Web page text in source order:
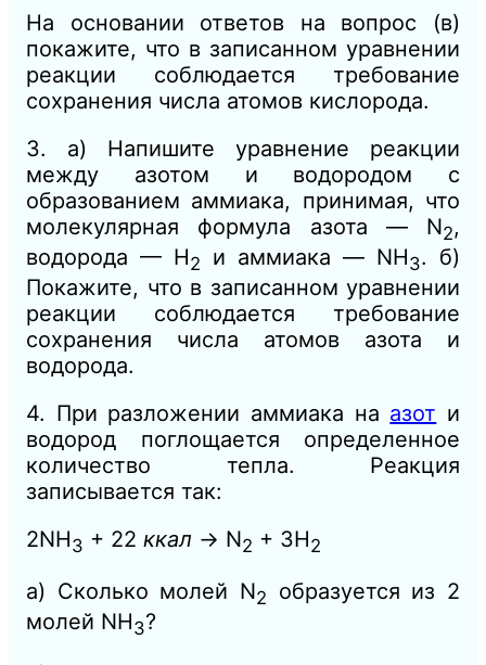
На основании ответов на вопрос (в)
покажите, что в записанном уравнении
реакции соблюдается требование
сохранения числа атомов кислорода.
3. а) Напишите уравнение реакции
между азотом и водородом с
образованием аммиака, принимая, что
молекулярная формула азота — N2,
водорода — Н2 и аммиака — NH3. б)
Покажите, что в записанном уравнении
реакции соблюдается требование
сохранения числа атомов азота и
водорода.
4. При разложении аммиака на азот и
водород поглощается определенное
количество тепла. Реакция
записывается так:
2NH3 + 22 ккал → N2 + 3Н2
а) Сколько молей N2
образуется из 2
молей NH3?